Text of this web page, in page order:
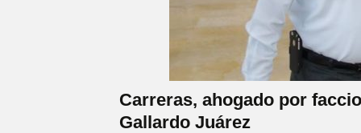
Carreras, ahogado por
Gallardo Juárez